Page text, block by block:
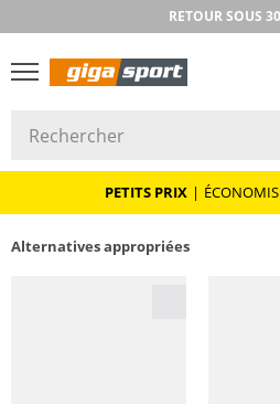
RETOUR SOUS
PETITS PRIX |
Alternatives appropriées